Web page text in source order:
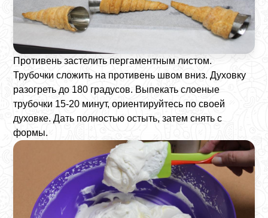
Противень застелить пергаментным листом.
Трубочки сложить на противень швом вниз. Духовку
разогреть до 180 градусов. Выпекать слоеные
трубочки 15-20 минут, ориентируйтесь по своей
духовке. Дать полностью остыть, затем снять с
формы.